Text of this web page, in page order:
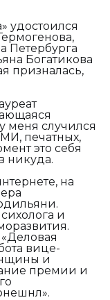
удостоился
Петербурга
Богатикова
призналась,
меня случился
печатных,
это себя
никуда.
на
и
вице-
и
премии и